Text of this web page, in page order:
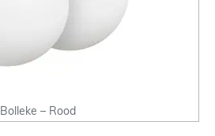
Bolleke – Rood